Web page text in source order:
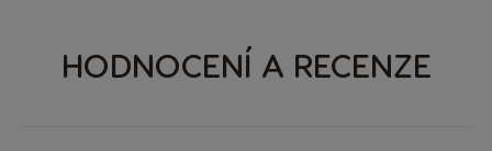
HODNOCENÍ A RECENZE